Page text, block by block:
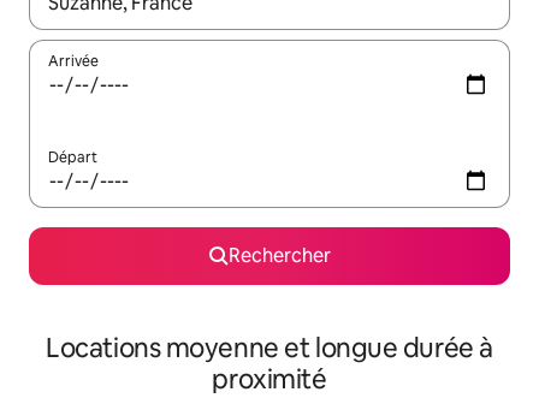
Arrivée
Départ
Rechercher
Locations moyenne et longue durée à
proximité